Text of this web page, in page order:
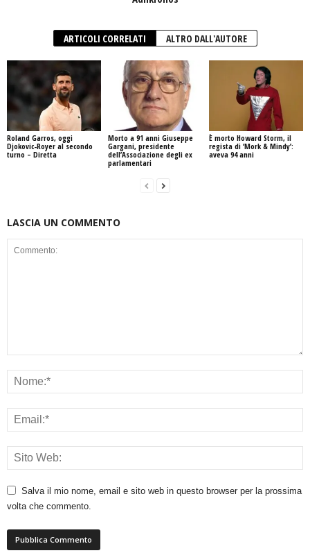
ARTICOLI CORRELATI ALTRO DALL'AUTORE
Roland Garros, oggi
Djokovic-Royer al secondo
turno – Diretta
Morto a 91 anni Giuseppe
Gargani, presidente
dell’Associazione degli ex
parlamentari
È morto Howard Storm, il
regista di ‘Mork & Mindy’:
aveva 94 anni
LASCIA UN COMMENTO
Salva il mio nome, email e sito web in questo browser per la prossima
volta che commento.